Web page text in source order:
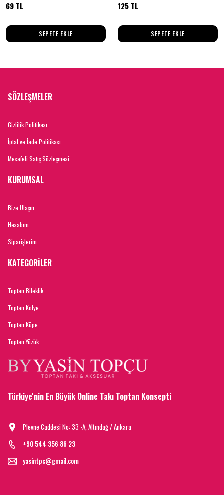
69 TL
SEPETE EKLE
125 TL
SEPETE EKLE
SÖZLEŞMELER
Gizlilik Politikası
İptal ve İade Politikası
Mesafeli Satış Sözleşmesi
KURUMSAL
Bize Ulaşın
Hesabım
Siparişlerim
KATEGORİLER
Toptan Bileklik
Toptan Kolye
Toptan Küpe
Toptan Yüzük
Türkiye'nin En Büyük Online Takı Toptan Konsepti
Plevne Caddesi No: 33 -A, Altındağ / Ankara
+90 544 356 86 23
yasintpc@gmail.com